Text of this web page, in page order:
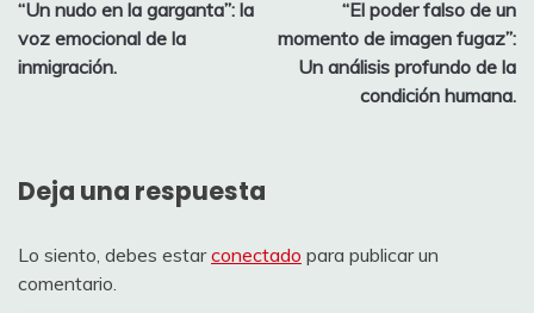
de
entradas
“Un nudo en la garganta”: la
voz emocional de la
inmigración.
“El poder falso de un
momento de imagen fugaz”:
Un análisis profundo de la
condición humana.
Deja una respuesta
Lo siento, debes estarconectado para publicar un
comentario.